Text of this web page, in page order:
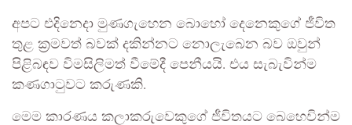
අපට එදිනෙදා මුණගැහෙන බොහෝ දෙනෙකුගේ ජීවිත
තුළ ක්‍රමවත් බවක් දකින්නට නොලැබෙන බව ඔවුන්
පිළිබඳව විමසිලිමත් වීමේදී පෙනීයයි. එය සැබැවින්ම
කණගාටුවට කරුණකි.
මෙම කාරණය කලාකරුවෙකුගේ ජීවිතයට බෙහෙවින්ම